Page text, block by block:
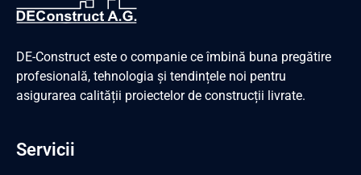
DE-Construct este o companie ce îmbină buna pregătire
profesională, tehnologia și tendințele noi pentru
asigurarea calității proiectelor de construcții livrate.
Servicii